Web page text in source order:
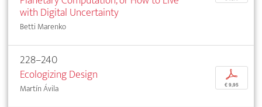
with Digital Uncertainty
Betti Marenko
228–240
Ecologizing Design
Martín Ávila
p
€ 9,95